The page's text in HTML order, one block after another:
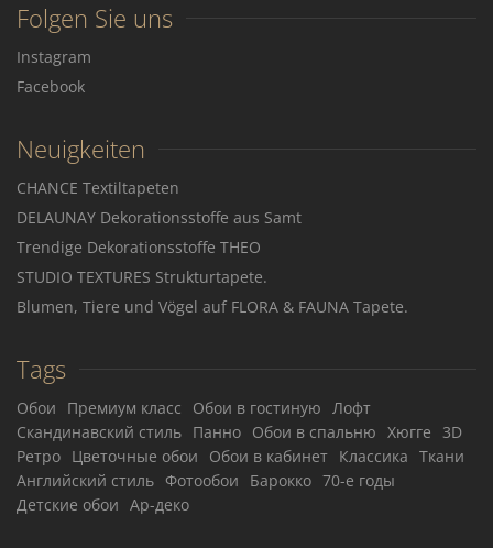
Folgen Sie uns
Instagram
Facebook
Neuigkeiten
CHANCE Textiltapeten
DELAUNAY Dekorationsstoffe aus Samt
Trendige Dekorationsstoffe THEO
STUDIO TEXTURES Strukturtapete.
Blumen, Tiere und Vögel auf FLORA & FAUNA Tapete.
Tags
Обои Премиум класс Обои в гостиную Лофт
Скандинавский стиль Панно Обои в спальню Хюгге
3D
Ретро Цветочные обои Обои в кабинет Классика Ткани
Английский стиль Фотообои Барокко 70-е годы
Детские обои Ар-деко